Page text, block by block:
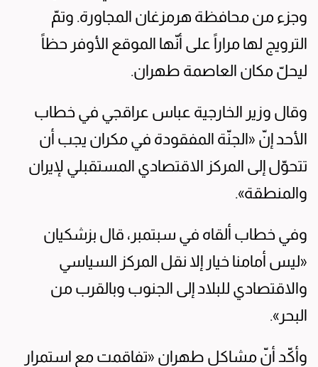
وجزء من محافظة هرمزغان المجاورة. وتمّ
الترويج لها مراراً على أنّها الموقع الأوفر حظاً
ليحلّ مكان العاصمة طهران.
وقال وزير الخارجية عباس عراقجي في خطاب
الأحد إنّ «الجنّة المفقودة في مكران يجب أن
تتحوّل إلى المركز الاقتصادي المستقبلي لإيران
والمنطقة».
وفي خطاب ألقاه في سبتمبر، قال بزشكيان
«ليس أمامنا خيار إلا نقل المركز السياسي
والاقتصادي للبلاد إلى الجنوب وبالقرب من
البحر».
وأكّد أنّ مشاكل طهران «تفاقمت مع استمرار